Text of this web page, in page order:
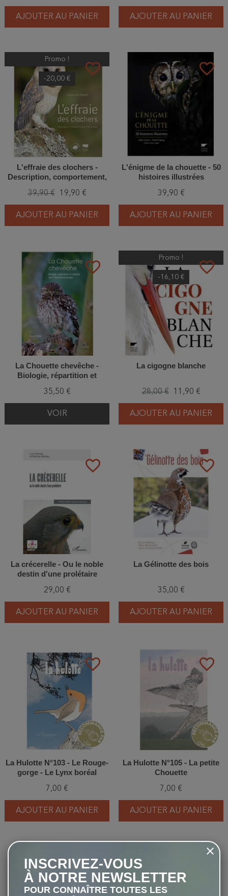
AJOUTER AU PANIER AJOUTER AU PANIER
favorite_border
Promo !
-20,00 €
L'effraie des clochers -
Description, comportement,
39,90 € 19,90 €
AJOUTER AU PANIER
favorite_border
L'énigme de la chouette - 50
histoires illustrées
39,90 €
AJOUTER AU PANIER
favorite_border
La Chouette chevêche -
Biologie, répartition et
Europe
35,50 €
VOIR
favorite_border
Promo !
-16,10 €
La cigogne blanche
28,00 € 11,90 €
AJOUTER AU PANIER
favorite_border
La crécerelle - Ou le noble
destin d'une prolétaire
29,00 €
AJOUTER AU PANIER
favorite_border
La Gélinotte des bois
35,00 €
AJOUTER AU PANIER
favorite_border
La Hulotte N°103 - Le Rouge-
gorge - Le Lynx boréal
7,00 €
AJOUTER AU PANIER
favorite_border
La Hulotte N°105 - La petite
Chouette
7,00 €
AJOUTER AU PANIER
favorite_border
INSCRIVEZ-VOUS
À NOTRE NEWSLETTER
POUR CONNAÎTRE TOUTES LES